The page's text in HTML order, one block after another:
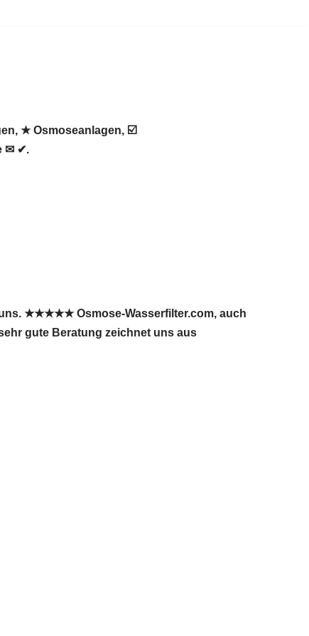
★ Osmoseanlagen, ☑️
✉ ✔.
uns. ★★★★★ Osmose-Wasserfilter.com, auch
gute Beratung zeichnet uns aus